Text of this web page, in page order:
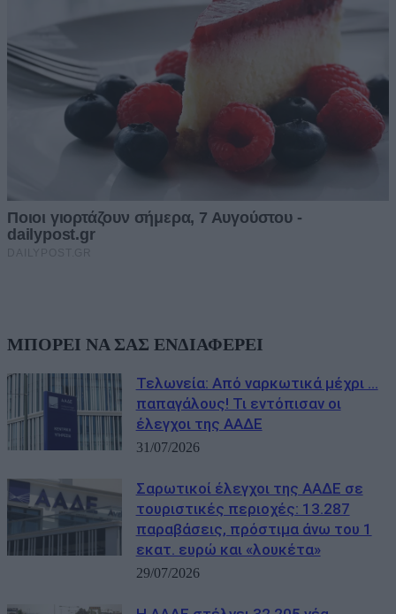
ΜΠΟΡΕΙ ΝΑ ΣΑΣ ΕΝΔΙΑΦΕΡΕΙ
Τελωνεία: Aπό ναρκωτικά μέχρι …
παπαγάλους! Τι εντόπισαν οι
έλεγχοι της ΑΑΔΕ
31/07/2026
Σαρωτικοί έλεγχοι της ΑΑΔΕ σε
τουριστικές περιοχές: 13.287
παραβάσεις, πρόστιμα άνω του 1
εκατ. ευρώ και «λουκέτα»
29/07/2026